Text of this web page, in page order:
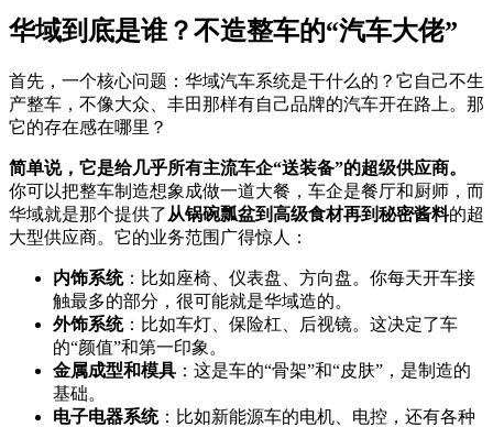
华域到底是谁？不造整车的“汽车大佬”
首先，一个核心问题：华域汽车系统是干什么的？它自己不生
产整车，不像大众、丰田那样有自己品牌的汽车开在路上。那
它的存在感在哪里？
简单说，它是给几乎所有主流车企“送装备”的超级供应商。
你可以把整车制造想象成做一道大餐，车企是餐厅和厨师，而
华域就是那个提供了 从锅碗瓢盆到高级食材再到秘密酱料的超
大型供应商。它的业务范围广得惊人：
内饰系统：比如座椅、仪表盘、方向盘。你每天开车接
触最多的部分，很可能就是华域造的。
外饰系统：比如车灯、保险杠、后视镜。这决定了车
的“颜值”和第一印象。
金属成型和模具 ：这是车的“骨架”和“皮肤”，是制造的
基础。
电子电器系统：比如新能源车的电机、电控，还有各种